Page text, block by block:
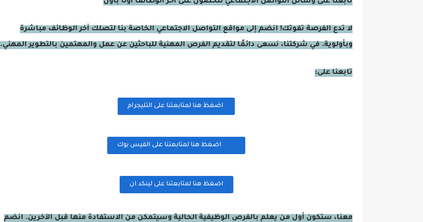
لا تدع الفرصة تفوتك! انضم إلى مواقع التواصل الاجتماعي الخاصة بنا لتصلك آخر الوظائف مباشرة
وبأولوية. في شركتنا، نسعى دائمًا لتقديم الفرص المهنية للباحثين عن عمل والمهتمين بالتطوير المهني.
تابعنا على:
اضغظ هنا لمتابعتنا على التليجرام
اضغظ هنا لمتابعتنا على الفيس بوك
اضغظ هنا لمتابعتنا على لينكد ان
معنا، ستكون أول من يعلم بالفرص الوظيفية الحالية وسيتمكن من الاستفادة منها قبل الآخرين. انضم